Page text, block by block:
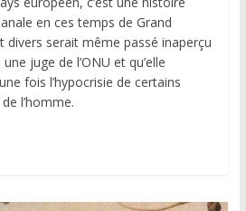
en ces temps de Grand
divers serait même passé inaperçu
une juge de l’ONU et qu’elle
fois l’hypocrisie de certains
l’homme.